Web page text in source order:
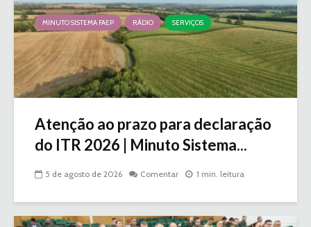
MINUTO SISTEMA FAEP RÁDIO SERVIÇOS
Atenção ao prazo para declaração
do ITR 2026 | Minuto Sistema...
5 de agosto de 2026 Comentar 1 min. leitura